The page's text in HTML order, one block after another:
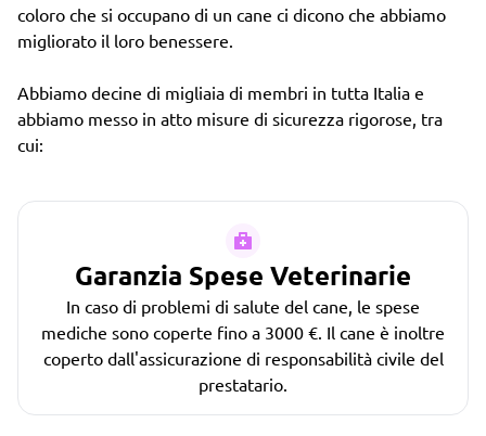
coloro che si occupano di un cane ci dicono che abbiamo
migliorato il loro benessere.
Abbiamo decine di migliaia di membri in tutta Italia e
abbiamo messo in atto misure di sicurezza rigorose, tra
cui:
Garanzia Spese Veterinarie
In caso di problemi di salute del cane, le spese
mediche sono coperte fino a 3000 €. Il cane è inoltre
coperto dall'assicurazione di responsabilità civile del
prestatario.